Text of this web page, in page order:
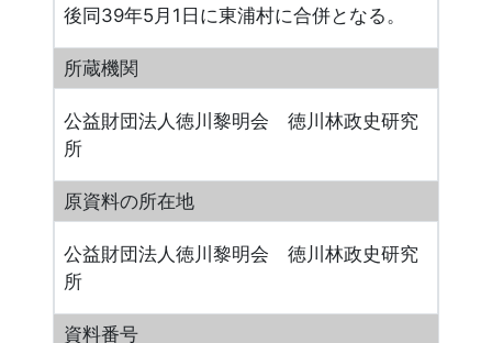
後同39年5月1日に東浦村に合併となる。
所蔵機関
公益財団法人徳川黎明会 徳川林政史研究
所
原資料の所在地
公益財団法人徳川黎明会 徳川林政史研究
所
資料番号